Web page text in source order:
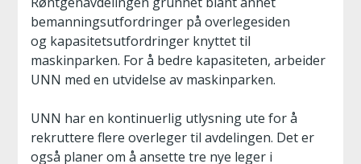
bemanningsutfordringer på overlegesiden
og kapasitetsutfordringer knyttet til
maskinparken. For å bedre kapasiteten, arbeider
UNN med en utvidelse av maskinparken.
UNN har en kontinuerlig utlysning ute for å
rekruttere flere overleger til avdelingen. Det er
også planer om å ansette tre nye leger i